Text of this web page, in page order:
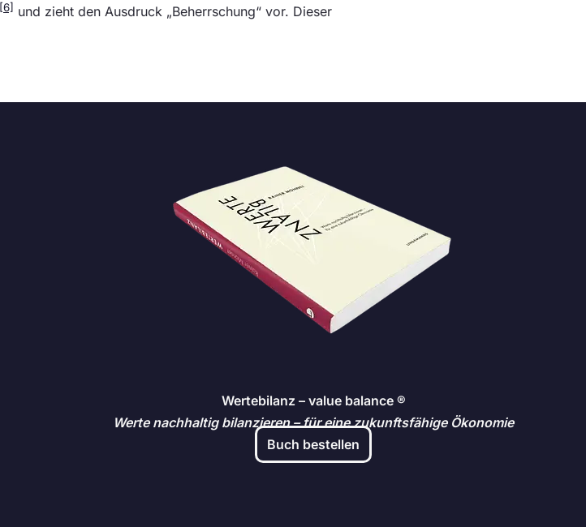
[6] und zieht den Ausdruck „Beherrschung“ vor. Dieser
Buch bestellen
Wertebilanz – value balance ®
Werte nachhaltig bilanzieren – für eine zukunftsfähige Ökonomie